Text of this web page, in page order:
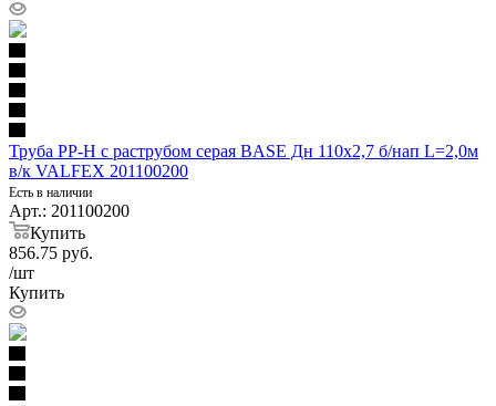
Труба PP-H с раструбом серая BASE Дн 110х2,7 б/нап L=2,0м
в/к VALFEX 201100200
Есть в наличии
Арт.: 201100200
Купить
856.75 руб.
/шт
Купить